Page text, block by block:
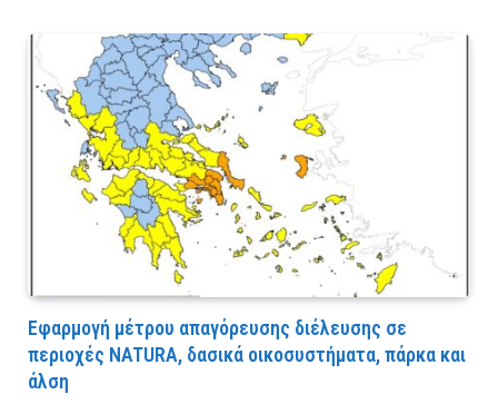
Εφαρμογή μέτρου απαγόρευσης διέλευσης σε
περιοχές NATURA, δασικά οικοσυστήματα, πάρκα και
άλση